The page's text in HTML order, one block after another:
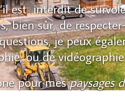
est interdit de
bien sûr, de
je peux
ou de
pour mespaysages